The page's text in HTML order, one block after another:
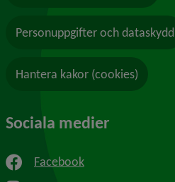
Personuppgifter och dataskydd
Hantera kakor (cookies)
Sociala medier
Facebook